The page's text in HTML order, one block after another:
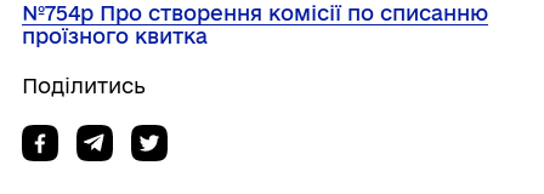
№754р Про створення комісії по списанню
проїзного квитка
Поділитись